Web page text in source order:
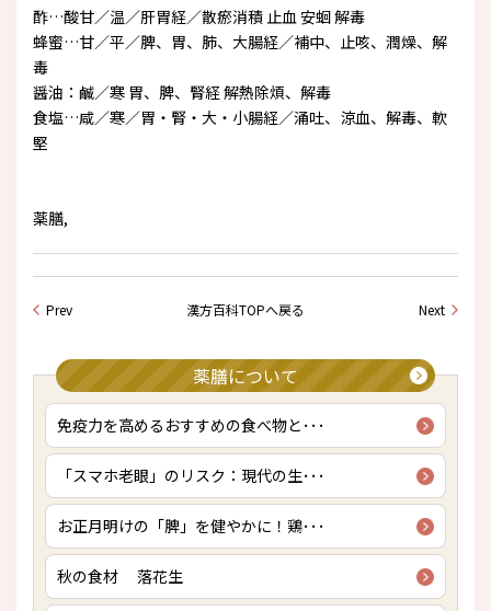
酢…酸甘／温／肝胃経／散瘀消積 止血 安蛔 解毒
蜂蜜…甘／平／脾、胃、肺、大腸経／補中、止咳、潤燥、解
毒
醤油：鹹／寒 胃、脾、腎経 解熱除煩、解毒
食塩…咸／寒／胃・腎・大・小腸経／涌吐、涼血、解毒、軟
堅
薬膳,
Prev 漢方百科TOPへ戻る Next
薬膳について
免疫力を高めるおすすめの食べ物と･･･
「スマホ老眼」のリスク：現代の生･･･
お正月明けの「脾」を健やかに！鶏･･･
秋の食材 落花生